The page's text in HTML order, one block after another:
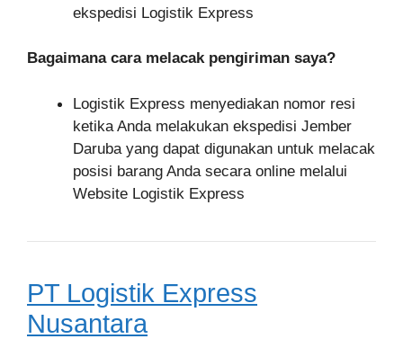
ekspedisi Logistik Express
Bagaimana cara melacak pengiriman saya?
Logistik Express menyediakan nomor resi
ketika Anda melakukan ekspedisi Jember
Daruba yang dapat digunakan untuk melacak
posisi barang Anda secara online melalui
Website Logistik Express
PT Logistik Express
Nusantara